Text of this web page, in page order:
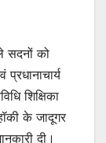
सदनों को
शिक्षिका
के जादूगर
दी।